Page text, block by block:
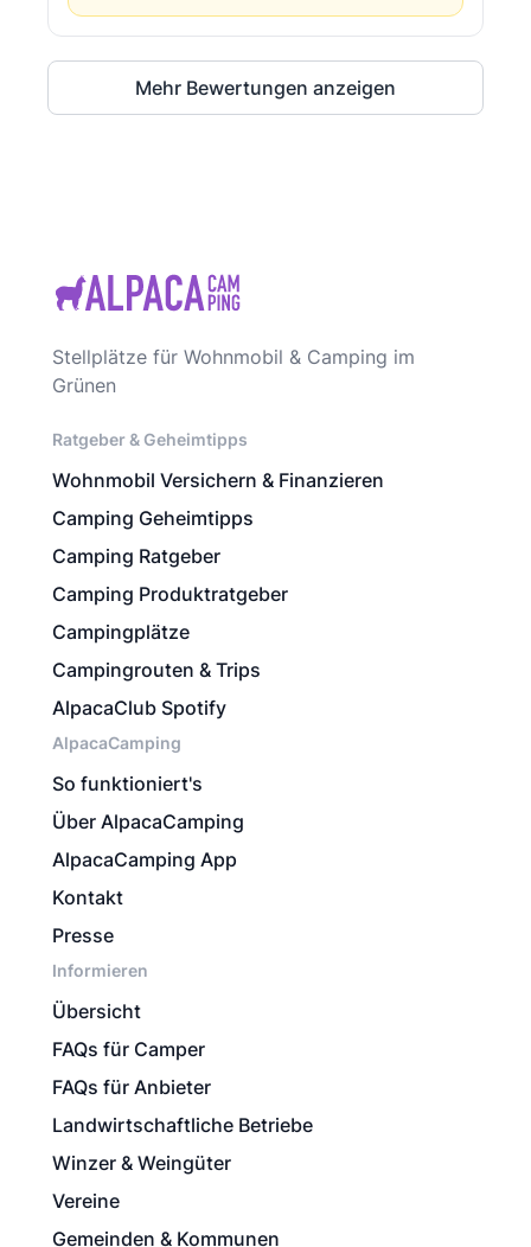
Mehr Bewertungen anzeigen
Stellplätze für Wohnmobil & Camping im
Grünen
Ratgeber & Geheimtipps
Wohnmobil Versichern & Finanzieren
Camping Geheimtipps
Camping Ratgeber
Camping Produktratgeber
Campingplätze
Campingrouten & Trips
AlpacaClub Spotify
AlpacaCamping
So funktioniert's
Über AlpacaCamping
AlpacaCamping App
Kontakt
Presse
Informieren
Übersicht
FAQs für Camper
FAQs für Anbieter
Landwirtschaftliche Betriebe
Winzer & Weingüter
Vereine
Gemeinden & Kommunen